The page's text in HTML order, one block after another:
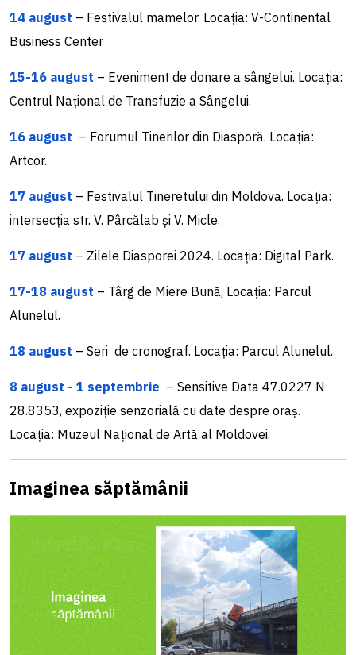
14 august – Festivalul mamelor. Locația: V-Continental
Business Center
15-16 august – Eveniment de donare a sângelui. Locația:
Centrul Național de Transfuzie a Sângelui.
16 august – Forumul Tinerilor din Diasporă. Locația:
Artcor.
17 august – Festivalul Tineretului din Moldova. Locația:
intersecția str. V. Pârcălab și V. Micle.
17 august – Zilele Diasporei 2024. Locația: Digital Park.
17-18 august – Târg de Miere Bună, Locația: Parcul
Alunelul.
18 august – Seri de cronograf. Locația: Parcul Alunelul.
8 august - 1 septembrie – Sensitive Data 47.0227 N
28.8353, expoziție senzorială cu date despre oraș.
Locația: Muzeul Național de Artă al Moldovei.
Imaginea săptămânii